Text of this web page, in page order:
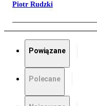
Piotr Rudzki
Powiązane
Polecane